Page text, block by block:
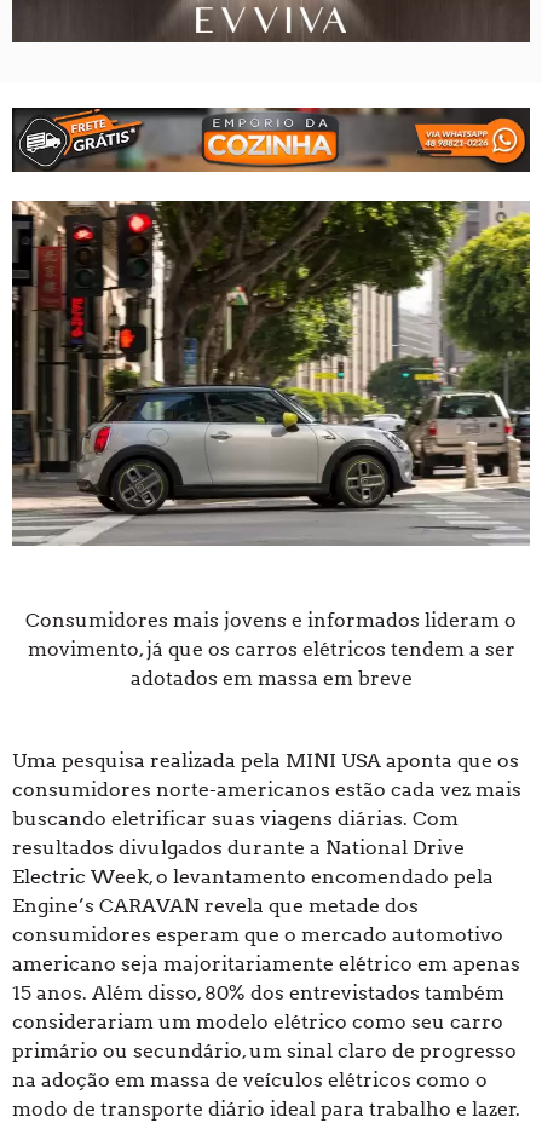
Consumidores mais jovens e informados lideram o
movimento, já que os carros elétricos tendem a ser
adotados em massa em breve
Uma pesquisa realizada pela MINI USA aponta que os
consumidores norte-americanos estão cada vez mais
buscando eletrificar suas viagens diárias. Com
resultados divulgados durante a National Drive
Electric Week, o levantamento encomendado pela
Engine’s CARAVAN revela que metade dos
consumidores esperam que o mercado automotivo
americano seja majoritariamente elétrico em apenas
15 anos. Além disso, 80% dos entrevistados também
considerariam um modelo elétrico como seu carro
primário ou secundário, um sinal claro de progresso
na adoção em massa de veículos elétricos como o
modo de transporte diário ideal para trabalho e lazer.